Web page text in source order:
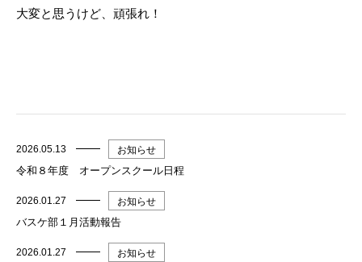
大変と思うけど、頑張れ！
2026.05.13 お知らせ
令和８年度 オープンスクール日程
2026.01.27 お知らせ
バスケ部１月活動報告
2026.01.27 お知らせ